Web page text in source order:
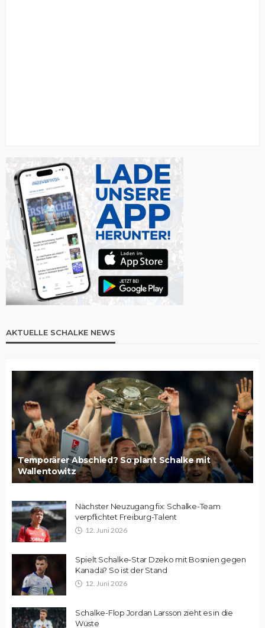
AKTUELLE SCHALKE NEWS
Temporärer Abschied? So plant Schalke mit
Wallentowitz
Nächster Neuzugang fix: Schalke-Team
verpflichtet Freiburg-Talent
12. Juni 2026
Spielt Schalke-Star Dzeko mit Bosnien gegen
Kanada? So ist der Stand
12. Juni 2026
Schalke-Flop Jordan Larsson zieht es in die
Wüste